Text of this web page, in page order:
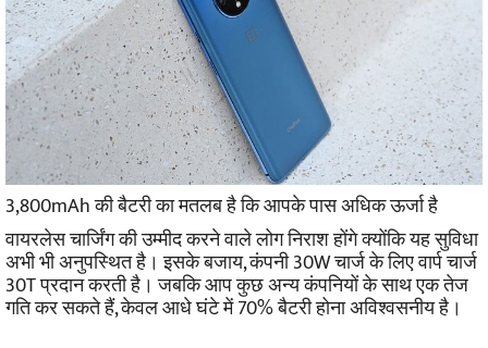
3,800mAh की बैटरी का मतलब है कि आपके पास अधिक ऊर्जा है
वायरलेस चार्जिंग की उम्मीद करने वाले लोग निराश होंगे क्योंकि यह सुविधा
अभी भी अनुपस्थित है। इसके बजाय, कंपनी 30W चार्ज के लिए वार्प चार्ज
30T प्रदान करती है। जबकि आप कुछ अन्य कंपनियों के साथ एक तेज
गति कर सकते हैं, केवल आधे घंटे में 70% बैटरी होना अविश्वसनीय है।